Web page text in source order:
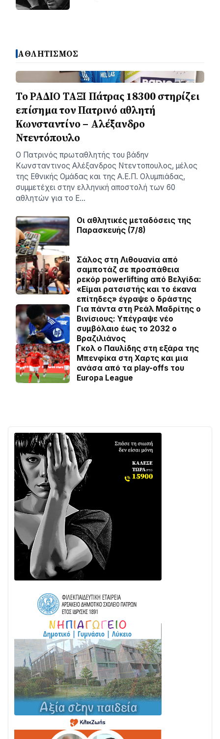
ΑΘΛΗΤΙΣΜΟΣ
Το ΡΑΔΙΟ ΤΑΞΙ Πάτρας 18300 στηρίζει
επίσημα τον Πατρινό αθλητή
Κωνσταντίνο – Αλέξανδρο
Ντεντόπουλο
Ο Πατρινός πρωταθλητής του βάδην
Κωνσταντινος Αλέξανδρος Ντεντοπουλος, μέλος
της Εθνικής Ομάδας και της Α.Ε.Π. Ολυμπιάδας,
συμμετέχει στην ελληνική αποστολή των 60
αθλητών για το Ε…
Οι αθλητικές μεταδόσεις της
Παρασκευής (7/8)
Σάλος στη Λιθουανία από
σαμποτάζ σε προσπάθεια
ρεκόρ powerlifting από Βελγίδα:
«Είμαι ρατσιστής και το έκανα
επίτηδες» έγραψε ο δράστης
Για πάντα στη Ρεάλ Μαδρίτης ο
Βινίσιους: Yπέγραψε νέο
συμβόλαιο έως το 2032 ο
Βραζιλιάνος
Γκολ ο Παυλίδης στη εξάρα της
Μπενφίκα στη Χαρτς και μια
ανάσα από τα play-offs του
Europa League